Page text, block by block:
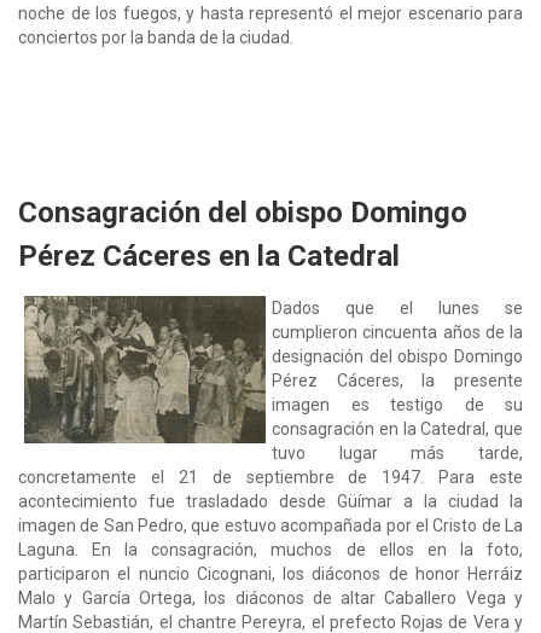
noche de los fuegos, y hasta representó el mejor escenario para
conciertos por la banda de la ciudad.
Consagración del obispo Domingo
Pérez Cáceres en la Catedral
Dados que el lunes se
cumplieron cincuenta años de la
designación del obispo Domingo
Pérez Cáceres, la presente
imagen es testigo de su
consagración en la Catedral, que
tuvo lugar más tarde,
concretamente el 21 de septiembre de 1947. Para este
acontecimiento fue trasladado desde Güímar a la ciudad la
imagen de San Pedro, que estuvo acompañada por el Cristo de La
Laguna. En la consagración, muchos de ellos en la foto,
participaron el nuncio Cicognani, los diáconos de honor Herráiz
Malo y García Ortega, los diáconos de altar Caballero Vega y
Martín Sebastián, el chantre Pereyra, el prefecto Rojas de Vera y